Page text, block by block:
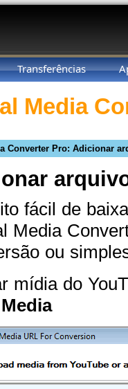
Transferências
Media
Converter Pro: Adicionar
fácil de
Media
ou
mídia do